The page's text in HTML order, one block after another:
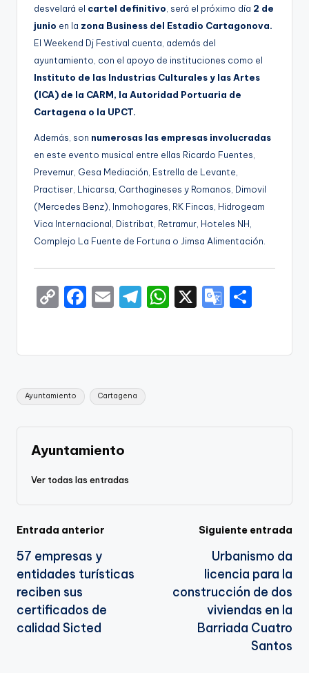
desvelará el cartel definitivo, será el próximo día 2 de
junio en la zona Business del Estadio Cartagonova.
El Weekend Dj Festival cuenta, además del
ayuntamiento, con el apoyo de instituciones como el
Instituto de las Industrias Culturales y las Artes
(ICA) de la CARM, la Autoridad Portuaria de
Cartagena o la UPCT.
Además, son numerosas las empresas involucradas
en este evento musical entre ellas Ricardo Fuentes,
Prevemur, Gesa Mediación, Estrella de Levante,
Practiser, Lhicarsa, Carthagineses y Romanos, Dimovil
(Mercedes Benz), Inmohogares, RK Fincas, Hidrogeam
Vica Internacional, Distribat, Retramur, Hoteles NH,
Complejo La Fuente de Fortuna o Jimsa Alimentación.
C
y
Li
n
k
F
e
b
o
o
k
E
l
T
gr
a
m
W
ts
p
X
G
gl
a
e
Etiquetas:
Ayuntamiento Cartagena
Ayuntamiento
Ver todas las entradas
Navegación
de
entradas
Entrada anterior
57 empresas y
entidades turísticas
reciben sus
certificados de
calidad Sicted
Siguiente entrada
Urbanismo da
licencia para la
construcción de dos
viviendas en la
Barriada Cuatro
Santos